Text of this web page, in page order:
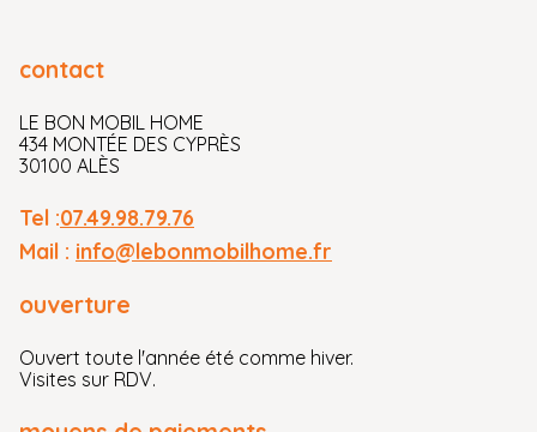
contact
LE BON MOBIL HOME
434 MONTÉE DES CYPRÈS
30100 ALÈS
Tel :07.49.98.79.76
Mail : info@lebonmobilhome.fr
ouverture
Ouvert toute l'année été comme hiver.
Visites sur RDV.